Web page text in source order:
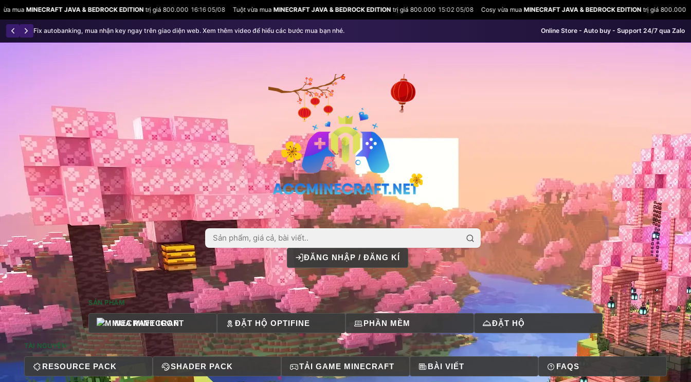
& BEDROCK EDITIONtrị giá 800.000 16:16 05/08 Tuột vừa muaMINECRAFT JAVA & BEDROCK EDITIONtrị giá 800.000 15:02 05/08 Cosy vừa muaMINECRAFT JAVA & BEDROCK EDITIONtrị giá 800.000 11:35 05/08 Cosy vừa
Fix autobanking, mua nhận key ngay trên giao diện web. Xem thêm video để hiểu các bước mua bạn nhé. Online Store - Auto buy - Support 24/7 qua Zalo
ĐĂNG NHẬP / ĐĂNG KÍ
SẢN PHẨM
MUA MINECRAFT ĐẶT HỘ OPTIFINE PHẦN MỀM ĐẶT HỘ
TÀI NGUYÊN
RESOURCE PACK SHADER PACK TẢI GAME MINECRAFT BÀI VIẾT FAQS